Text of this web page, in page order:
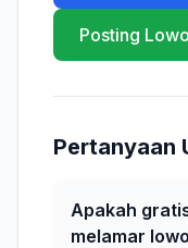
Posting
Pertanyaan
Apakah
melamar